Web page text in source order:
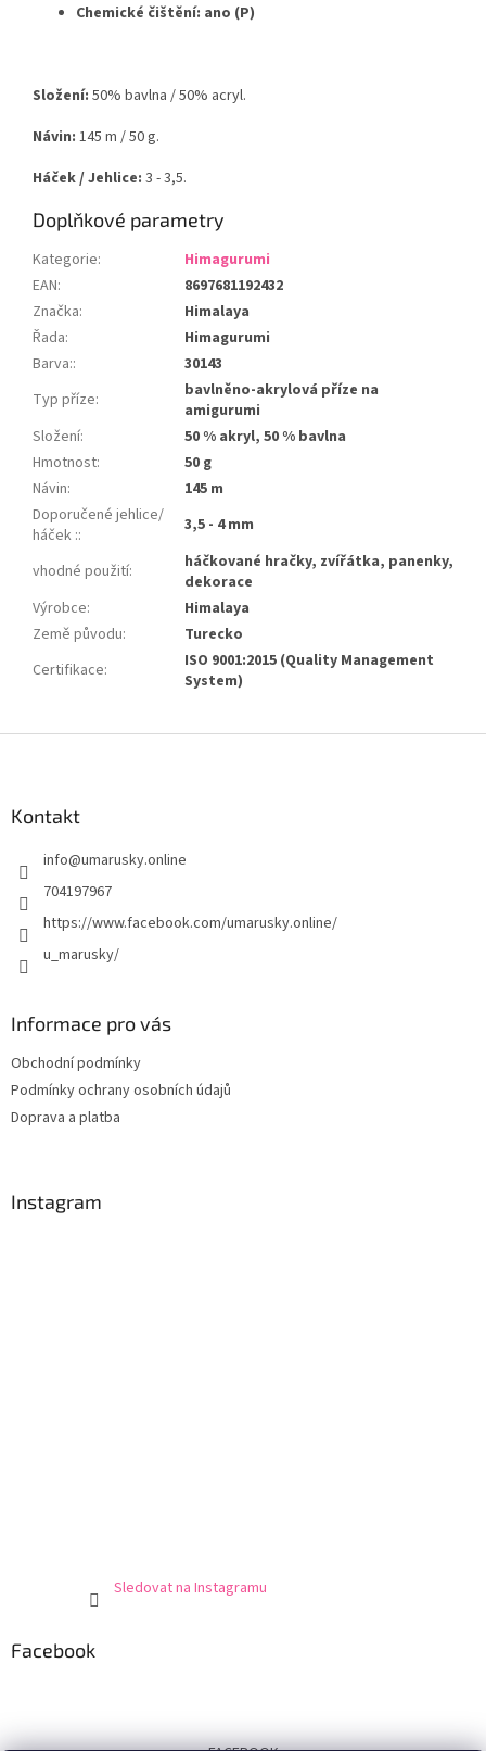
Chemické čištění: ano (P)
Složení: 50% bavlna / 50% acryl.
Návin: 145 m / 50 g.
Háček / Jehlice: 3 - 3,5.
Doplňkové parametry
Kategorie:
Himagurumi
EAN:
8697681192432
Značka:
Himalaya
Řada:
Himagurumi
Barva::
30143
Typ příze:
bavlněno-akrylová příze na
amigurumi
Složení:
50 % akryl, 50 % bavlna
Hmotnost:
50 g
Návin:
145 m
Doporučené jehlice/
háček :: 3,5 - 4 mm
vhodné použití:
háčkované hračky, zvířátka, panenky,
dekorace
Výrobce:
Himalaya
Země původu:
Turecko
Certifikace:
ISO 9001:2015 (Quality Management
System)
Kontakt
info@umarusky.online
704197967
https://www.facebook.com/umarusky.online/
u_marusky/
Informace pro vás
Obchodní podmínky
Podmínky ochrany osobních údajů
Doprava a platba
Instagram
Sledovat na Instagramu
Facebook